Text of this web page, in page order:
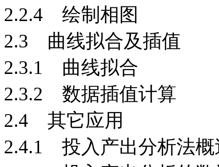
2.2.4 绘制相图
2.3 曲线拟合及插值
2.3.1 曲线拟合
2.3.2 数据插值计算
2.4 其它应用
2.4.1 投入产出分析法概